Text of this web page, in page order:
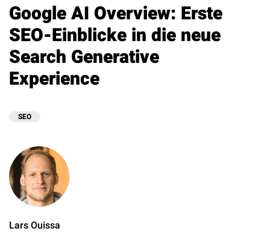
Google AI Overview: Erste
SEO-Einblicke in die neue
Search Generative
Experience
SEO
Lars Ouissa